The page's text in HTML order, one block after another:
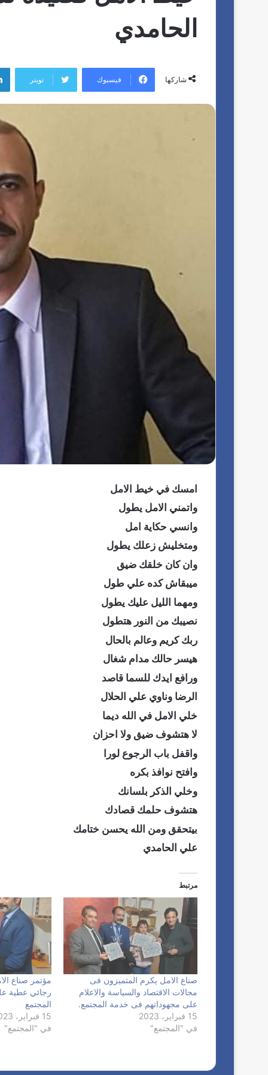
الحامدي
شاركها فيسبوك تويتر
امسك في خيط الامل
واتمني الامل يطول
وانسي حكاية امل
ومتخليش زعلك يطول
وان كان خلقك ضيق
ميبقاش كده علي طول
ومهما الليل عليك يطول
نصيبك من النور هتطول
ربك كريم وعالم بالحال
هيسر حالك مدام شغال
ورافع ايدك للسما قاصد
الرضا وناوي علي الحلال
خلي الامل في الله ديما
لا هتشوف ضيق ولا احزان
واقفل باب الرجوع لورا
وافتح نوافذ بكره
وخلي الذكر بلسانك
هتشوف حلمك قصادك
بيتحقق ومن الله يحسن ختامك
علي الحامدي
مرتبط
صناع الامل يكرم المتميزون فى
مجالات الاقتصاد والسياسة والاعلام
على مجهوداتهم فى خدمة المجتمع.
15 فبراير، 2023
في "المجتمع"
مؤتمر صناع
رجائي عطية
المجتمع
15 فبراير، 2023
في "المجتمع"